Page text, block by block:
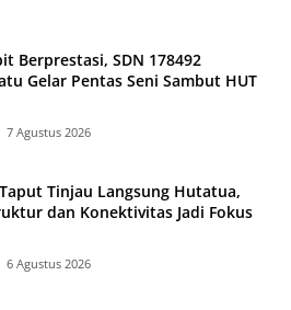
Berprestasi, SDN 178492
Gelar Pentas Seni Sambut HUT
7 Agustus 2026
Tinjau Langsung Hutatua,
dan Konektivitas Jadi Fokus
6 Agustus 2026